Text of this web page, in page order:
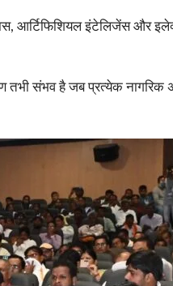
आर्टिफिशियल इंटेलिजेंस और
तभी संभव है जब प्रत्येक